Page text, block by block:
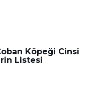
Köpeği Cinsi
Listesi